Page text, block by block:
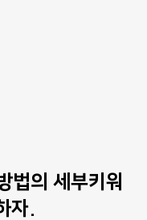
법의 세부키워
자.